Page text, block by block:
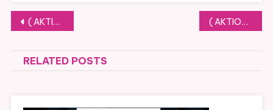
Beitragsnavigation
( AKTION ) COVER WEDNESDAY #71 ( AKTION ) COVER WEDNESDAY #72
RELATED POSTS